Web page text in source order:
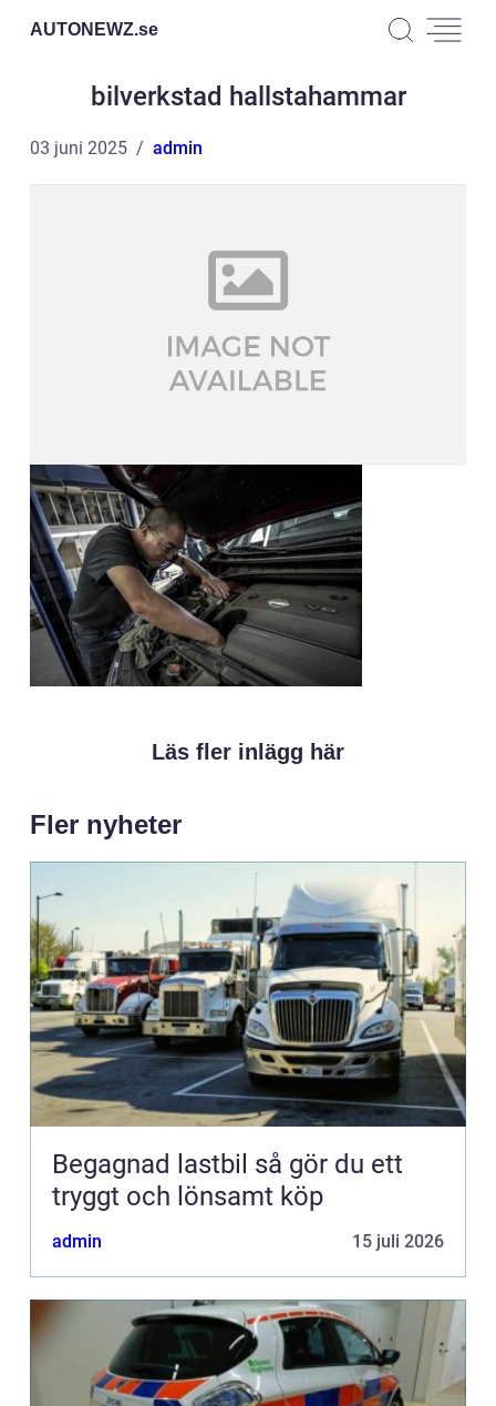
AUTONEWZ.se
bilverkstad hallstahammar
03 juni 2025 admin
Läs fler inlägg här
Fler nyheter
Begagnad lastbil så gör du ett
tryggt och lönsamt köp
admin 15 juli 2026